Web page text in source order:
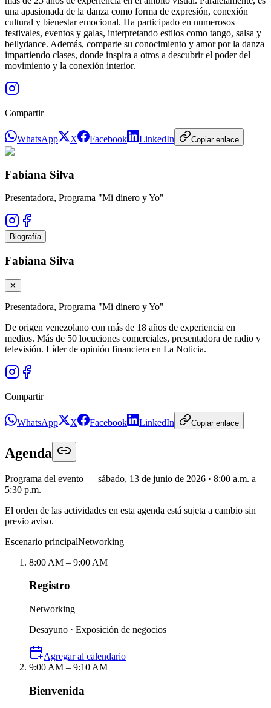
una apasionada de la danza como forma de expresión, conexión
cultural y bienestar emocional. Ha participado en numerosos
festivales, eventos y galas, interpretando estilos como tango, salsa y
bellydance. Además, comparte su conocimiento y amor por la danza
impartiendo clases, donde inspira a otros a descubrir el poder del
movimiento y la conexión interior.
Compartir
WhatsApp X Facebook LinkedIn Copiar enlace
Fabiana Silva
Presentadora, Programa "Mi dinero y Yo"
Biografía
Fabiana Silva
✕
Presentadora, Programa "Mi dinero y Yo"
De origen venezolano con más de 18 años de experiencia en
medios. Más de 50 locuciones comerciales, presentadora de radio y
televisión. Líder de opinión financiera en La Noticia.
Compartir
WhatsApp X Facebook LinkedIn Copiar enlace
Agenda
Programa del evento — sábado, 13 de junio de 2026 · 8:00 a.m. a
5:30 p.m.
El orden de las actividades en esta agenda está sujeta a cambio sin
previo aviso.
Escenario principalNetworking
8:00 AM – 9:00 AM
Registro
Networking
Desayuno · Exposición de negocios
Agregar al calendario
9:00 AM – 9:10 AM
Bienvenida